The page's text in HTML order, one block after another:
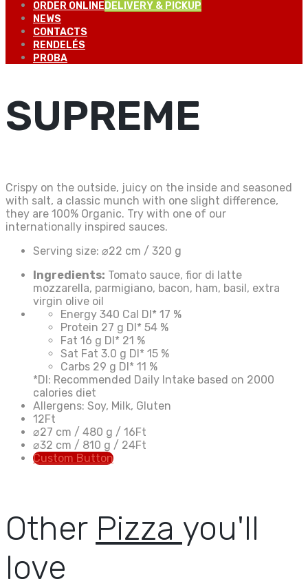
ORDER ONLINE DELIVERY & PICKUP
NEWS
CONTACTS
RENDELÉS
PROBA
SUPREME
Crispy on the outside, juicy on the inside and seasoned
with salt, a classic munch with one slight difference,
they are 100% Organic. Try with one of our
internationally inspired sauces.
Serving size: ⌀22 cm / 320 g
Ingredients: Tomato sauce, fior di latte
mozzarella, parmigiano, bacon, ham, basil, extra
virgin olive oil
Energy 340 Cal DI* 17 %
Protein 27 g DI* 54 %
Fat 16 g DI* 21 %
Sat Fat 3.0 g DI* 15 %
Carbs 29 g DI* 11 %
*DI: Recommended Daily Intake based on 2000
calories diet
Allergens: Soy, Milk, Gluten
12Ft
⌀27 cm / 480 g / 16Ft
⌀32 cm / 810 g / 24Ft
Custom Button
Other Pizza you'll
love